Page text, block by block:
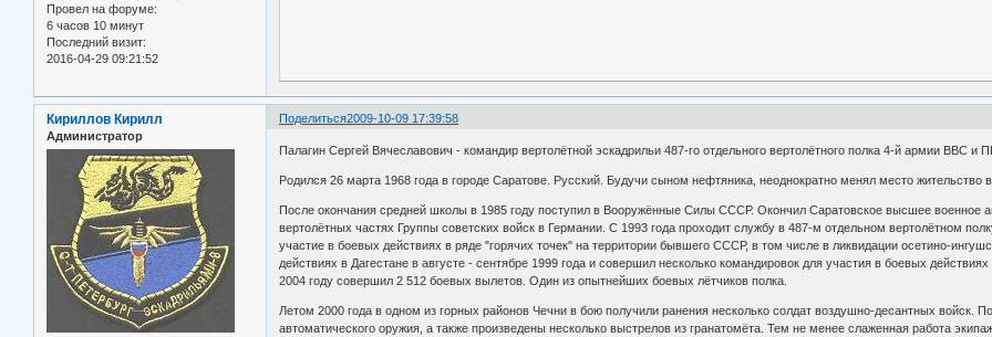
Провел на форуме:
6 часов 10 минут
Последний визит:
2016-04-29 09:21:52
Поделиться2009-10-09 17:39:58
Кириллов Кирилл
Администратор
Палагин Сергей Вячеславович - командир вертолётной эскадрильи 487-го отдельного вертолётного полка 4-й армии ВВС и
Родился 26 марта 1968 года в городе Саратове. Русский. Будучи сыном нефтяника, неоднократно менял место
После окончания средней школы в 1985 году поступил в Вооружённые Силы СССР. Окончил Саратовское высшее военное
вертолётных частях Группы советских войск в Германии. С 1993 года проходит службу в 487-м отдельном вертолётном
участие в боевых действиях в ряде "горячих точек" на территории бывшего СССР, в том числе в ликвидации осетино-
действиях в Дагестане в августе - сентябре 1999 года и совершил несколько командировок для участия в боевых
2004 году совершил 2 512 боевых вылетов. Один из опытнейших боевых лётчиков полка.
Летом 2000 года в одном из горных районов Чечни в бою получили ранения несколько солдат воздушно-десантных войск.
автоматического оружия, а также произведены несколько выстрелов из гранатомёта. Тем не менее слаженная работа